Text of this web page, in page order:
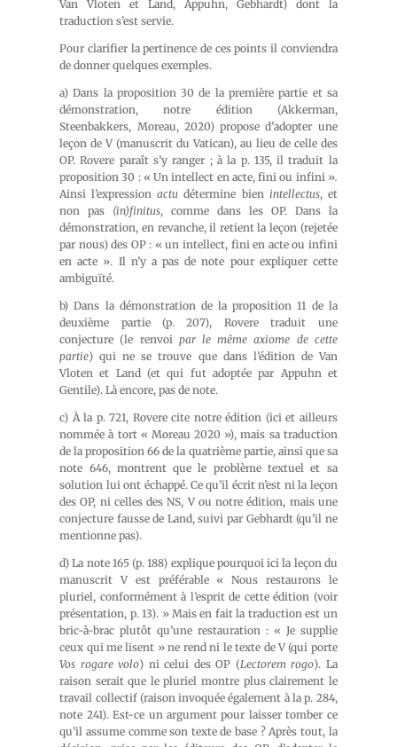
Van Vloten et Land, Appuhn, Gebhardt) dont la
traduction s’est servie.
Pour clarifier la pertinence de ces points il conviendra
de donner quelques exemples.
a) Dans la proposition 30 de la première partie et sa
démonstration, notre édition (Akkerman,
Steenbakkers, Moreau, 2020) propose d’adopter une
leçon de V (manuscrit du Vatican), au lieu de celle des
OP. Rovere paraît s’y ranger ; à la p. 135, il traduit la
proposition 30 : « Un intellect en acte, fini ou infini ».
Ainsi l’expressionactu détermine bien intellectus, et
non pas (in)finitus, comme dans les OP. Dans la
démonstration, en revanche, il retient la leçon (rejetée
par nous) des OP : « un intellect, fini en acte ou infini
en acte ». Il n’y a pas de note pour expliquer cette
ambiguïté.
b) Dans la démonstration de la proposition 11 de la
deuxième partie (p. 207), Rovere traduit une
conjecture (le renvoi par le même axiome de cette
partie) qui ne se trouve que dans l’édition de Van
Vloten et Land (et qui fut adoptée par Appuhn et
Gentile). Là encore, pas de note.
c) À la p. 721, Rovere cite notre édition (ici et ailleurs
nommée à tort « Moreau 2020 »), mais sa traduction
de la proposition 66 de la quatrième partie, ainsi que sa
note 646, montrent que le problème textuel et sa
solution lui ont échappé. Ce qu’il écrit n’est ni la leçon
des OP, ni celles des NS, V ou notre édition, mais une
conjecture fausse de Land, suivi par Gebhardt (qu’il ne
mentionne pas).
d) La note 165 (p. 188) explique pourquoi ici la leçon du
manuscrit V est préférable « Nous restaurons le
pluriel, conformément à l’esprit de cette édition (voir
présentation, p. 13). » Mais en fait la traduction est un
bric-à-brac plutôt qu’une restauration : « Je supplie
ceux qui me lisent » ne rend ni le texte de V (qui porte
Vos rogare volo) ni celui des OP (Lectorem rogo). La
raison serait que le pluriel montre plus clairement le
travail collectif (raison invoquée également à la p. 284,
note 241). Est-ce un argument pour laisser tomber ce
qu’il assume comme son texte de base ? Après tout, la